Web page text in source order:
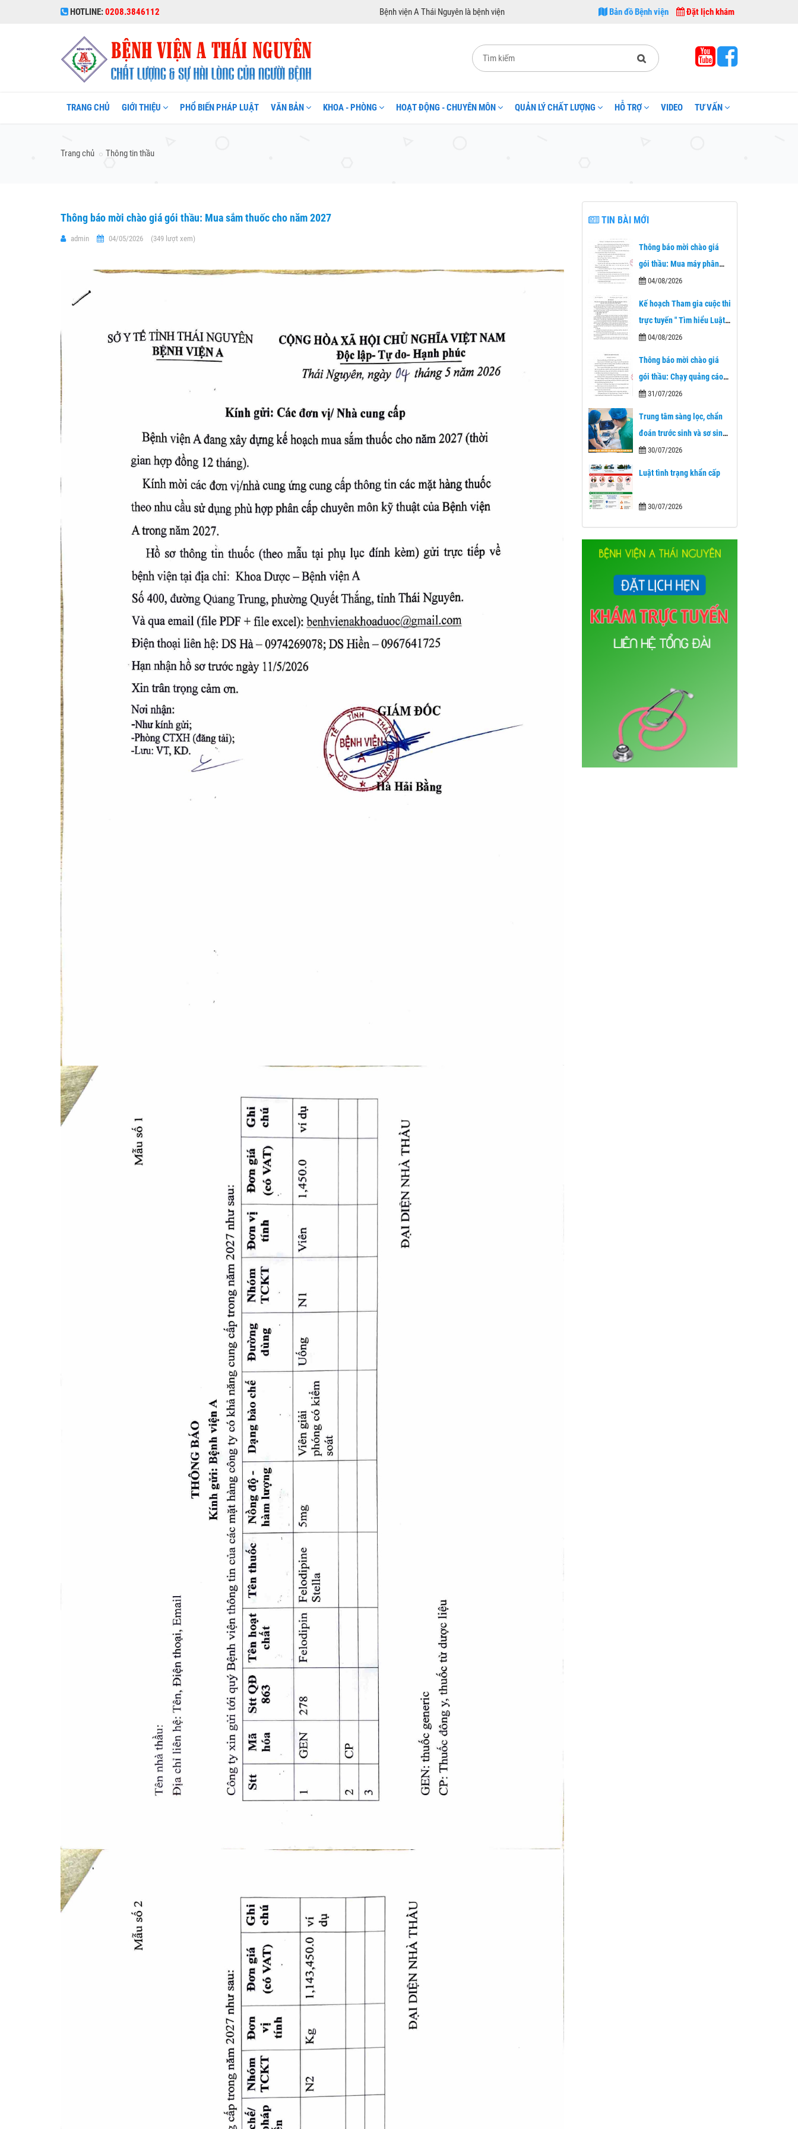
HOTLINE:0208.3846112 Bệnh viện A Thái Nguyên là bệnh viện đa khoa hạng I thuộc sở Y tế Thái Nguyên. 1. Công tác khám chữa bệnh: Bệnh viện A
Bản đồ Bệnh viện Đặt lịch khám
TRANG CHỦ GIỚI THIỆU PHỔ BIẾN PHÁP LUẬT VĂN BẢN KHOA - PHÒNG HOẠT ĐỘNG - CHUYÊN MÔN QUẢN LÝ CHẤT LƯỢNG HỖ TRỢ VIDEO TƯ VẤN
Trang chủ Thông tin thầu
Thông báo mời chào giá gói thầu: Mua sắm thuốc cho năm 2027
admin 04/05/2026 (349 lượt xem)
TIN BÀI MỚI
Thông báo mời chào giá
gói thầu: Mua máy phân
tích thành phần cơ thể của
04/08/2026
Kế hoạch Tham gia cuộc thi
trực tuyến " Tìm hiểu Luật
Tiếp cận thông tin và dịch
04/08/2026
Thông báo mời chào giá
gói thầu: Chạy quảng cáo
trên trang fanpage Bệnh
31/07/2026
Trung tâm sàng lọc, chẩn
đoán trước sinh và sơ sinh
Bệnh viện A– Dấu ấn mới
trong chăm sóc sức khỏe
30/07/2026
Luật tình trạng khẩn cấp
30/07/2026